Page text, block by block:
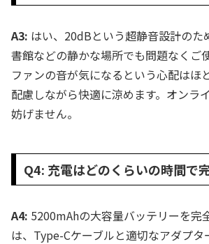
A3: はい、20dBという超静音設計のた
書館などの静かな場所でも問題なくご
ファンの音が気になるという心配はほ
配慮しながら快適に涼めます。オンラ
妨げません。
Q4: 充電はどのくらいの時間で
A4: 5200mAhの大容量バッテリーを完
は、Type-Cケーブルと適切なアダプタ